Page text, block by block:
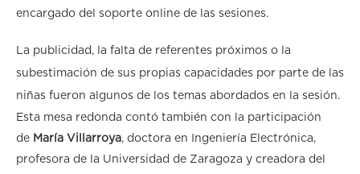
encargado del soporte online de las sesiones.
La publicidad, la falta de referentes próximos o la
subestimación de sus propias capacidades por parte de las
niñas fueron algunos de los temas abordados en la sesión.
Esta mesa redonda contó también con la participación
de María Villarroya, doctora en Ingeniería Electrónica,
profesora de la Universidad de Zaragoza y creadora del